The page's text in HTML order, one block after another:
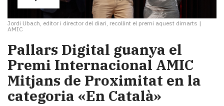
Jordi Ubach, editor i director del diari, recollint el premi aquest dimarts |
AMIC
Pallars Digital guanya el
Premi Internacional AMIC
Mitjans de Proximitat en la
categoria «En Català»